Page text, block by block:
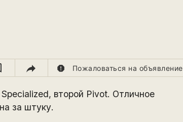
report Пожаловаться на объявление
второй Pivot. Отличное
за штуку.